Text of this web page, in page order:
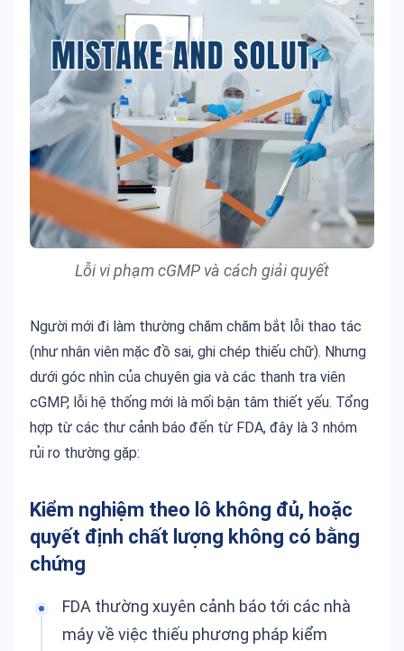
Lỗi vi phạm cGMP và cách giải quyết
Người mới đi làm thường chăm chăm bắt lỗi thao tác
(như nhân viên mặc đồ sai, ghi chép thiếu chữ). Nhưng
dưới góc nhìn của chuyên gia và các thanh tra viên
cGMP, lỗi hệ thống mới là mối bận tâm thiết yếu. Tổng
hợp từ các thư cảnh báo đến từ FDA, đây là 3 nhóm
rủi ro thường gặp:
Kiểm nghiệm theo lô không đủ, hoặc
quyết định chất lượng không có bằng
chứng
FDA thường xuyên cảnh báo tới các nhà
máy về việc thiếu phương pháp kiểm